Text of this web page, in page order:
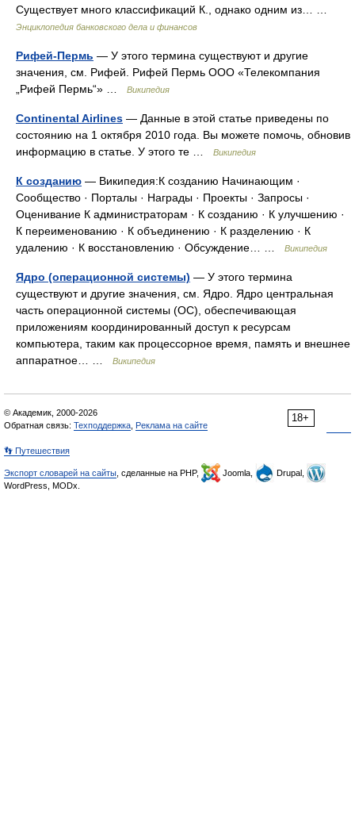
Существует много классификаций К., однако одним из… …
Энциклопедия банковского дела и финансов
Рифей-Пермь — У этого термина существуют и другие
значения, см. Рифей. Рифей Пермь ООО «Телекомпания
„Рифей Пермь“» …
Википедия
Continental Airlines — Данные в этой статье приведены по
состоянию на 1 октября 2010 года. Вы можете помочь, обновив
информацию в статье. У этого те …
Википедия
К созданию — Википедия:К созданию Начинающим ·
Сообщество · Порталы · Награды · Проекты · Запросы ·
Оценивание К администраторам · К созданию · К улучшению ·
К переименованию · К объединению · К разделению · К
удалению · К восстановлению · Обсуждение… …
Википедия
Ядро (операционной системы) — У этого термина
существуют и другие значения, см. Ядро. Ядро центральная
часть операционной системы (ОС), обеспечивающая
приложениям координированный доступ к ресурсам
компьютера, таким как процессорное время, память и внешнее
аппаратное… …
Википедия
18+
© Академик, 2000-2026
Обратная связь: Техподдержка Реклама на сайте
👣 Путешествия
Экспорт словарей на сайты , сделанные на PHP, Joomla,
Drupal,
WordPress, MODx.